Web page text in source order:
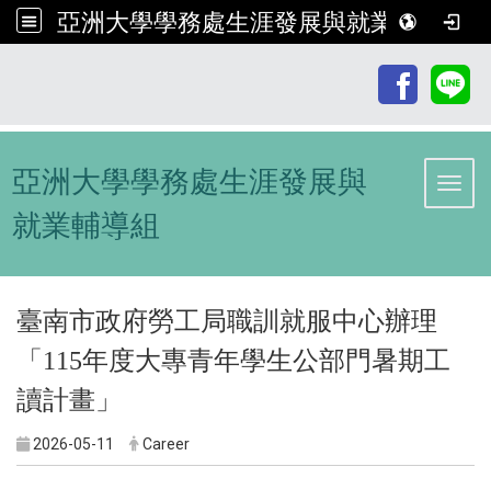
亞洲大學學務處生涯發展與就業輔導組
亞洲大學學務處生涯發展與
就業輔導組
臺南市政府勞工局職訓就服中心辦理
「115年度大專青年學生公部門暑期工
讀計畫」
2026-05-11 Career